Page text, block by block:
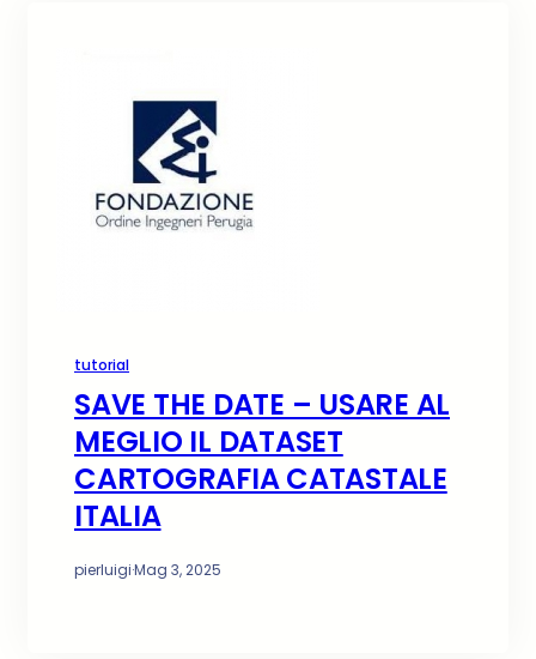
tutorial
SAVE THE DATE – USARE AL
MEGLIO IL DATASET
CARTOGRAFIA CATASTALE
ITALIA
pierluigi·Mag 3, 2025